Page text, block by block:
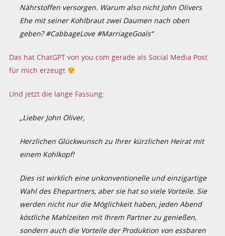
Nährstoffen versorgen. Warum also nicht John Olivers
Ehe mit seiner Kohlbraut zwei Daumen nach oben
geben? #CabbageLove #MarriageGoals“
Das hat ChatGPT von you.com gerade als Social Media Post
für mich erzeugt
Und jetzt die lange Fassung:
„Lieber John Oliver,
Herzlichen Glückwunsch zu Ihrer kürzlichen Heirat mit
einem Kohlkopf!
Dies ist wirklich eine unkonventionelle und einzigartige
Wahl des Ehepartners, aber sie hat so viele Vorteile. Sie
werden nicht nur die Möglichkeit haben, jeden Abend
köstliche Mahlzeiten mit Ihrem Partner zu genießen,
sondern auch die Vorteile der Produktion von essbaren